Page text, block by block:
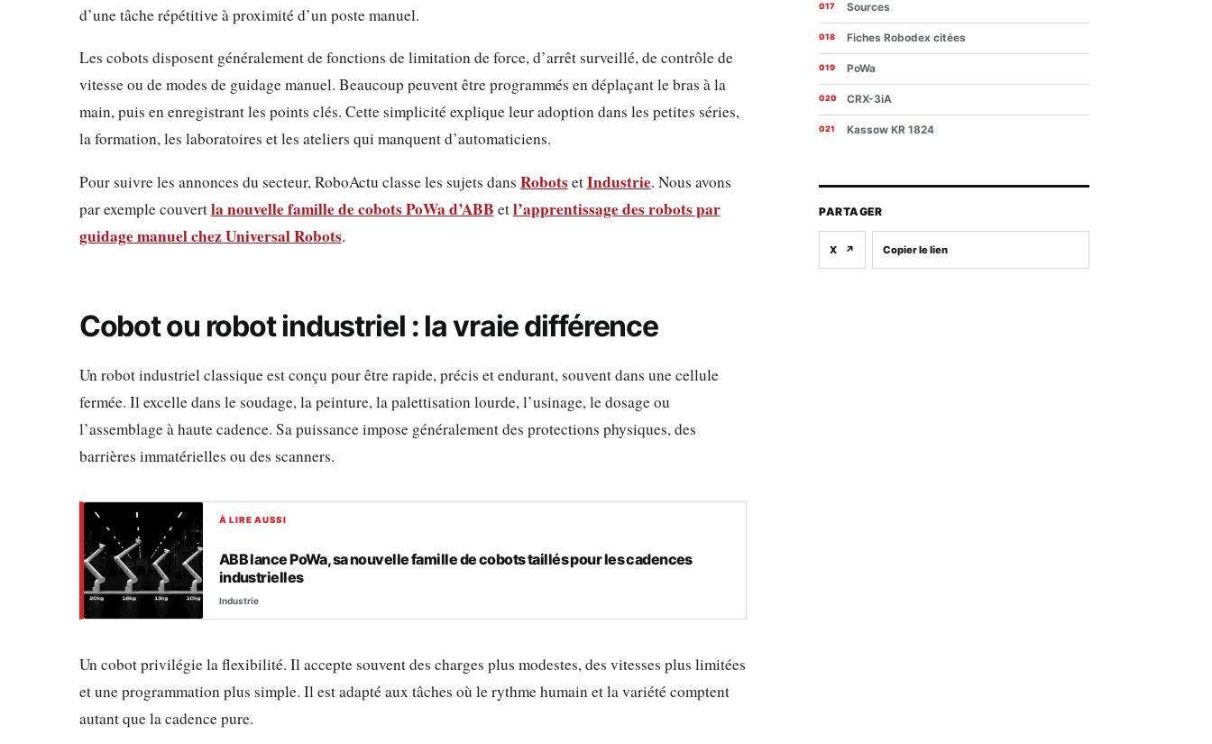
d’une tâche répétitive à proximité d’un poste manuel.
Les cobots disposent généralement de fonctions de limitation de force, d’arrêt surveillé, de contrôle de
vitesse ou de modes de guidage manuel. Beaucoup peuvent être programmés en déplaçant le bras à la
main, puis en enregistrant les points clés. Cette simplicité explique leur adoption dans les petites séries,
la formation, les laboratoires et les ateliers qui manquent d’automaticiens.
Pour suivre les annonces du secteur, RoboActu classe les sujets dans RobotsetIndustrie. Nous avons
par exemple couvertla nouvelle famille de cobots PoWa d’ABB etl’apprentissage des robots par
guidage manuel chez Universal Robots.
Cobot ou robot industriel : la vraie différence
Un robot industriel classique est conçu pour être rapide, précis et endurant, souvent dans une cellule
fermée. Il excelle dans le soudage, la peinture, la palettisation lourde, l’usinage, le dosage ou
l’assemblage à haute cadence. Sa puissance impose généralement des protections physiques, des
barrières immatérielles ou des scanners.
À LIRE AUSSI
ABB lance PoWa, sa nouvelle famille de cobots taillés pour les cadences
industrielles
Industrie
Un cobot privilégie la flexibilité. Il accepte souvent des charges plus modestes, des vitesses plus limitées
et une programmation plus simple. Il est adapté aux tâches où le rythme humain et la variété comptent
autant que la cadence pure.
Sources
Fiches Robodex citées
PoWa
CRX-3iA
Kassow KR 1824
PARTAGER
X ↗ Copier le lien